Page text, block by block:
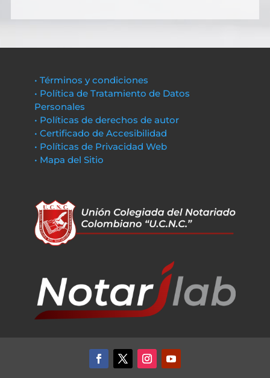
• Términos y condiciones
• Política de Tratamiento de Datos
Personales
• Políticas de derechos de autor
• Certificado de Accesibilidad
• Políticas de Privacidad Web
• Mapa del Sitio